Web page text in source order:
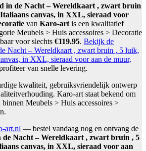
in de Nacht – Wereldkaart , zwart bruin
canvas, in XXL, sieraad voor
van Karo-art is een kwalitatief
Meubels > Huis accessoires > Decoratie
voor slechts €119.95. Bekijk de
Nacht – Wereldkaart , zwart bruin , 5 luik,
in XXL, sieraad voor aan de muur,
van snelle levering.
kwaliteit, gebruiksvriendelijk ontwerp
Karo-art staat bekend om
Meubels > Huis accessoires >
art.nl — bestel vandaag nog en ontvang de
de Nacht – Wereldkaart , zwart bruin , 5
canvas, in XXL, sieraad voor aan